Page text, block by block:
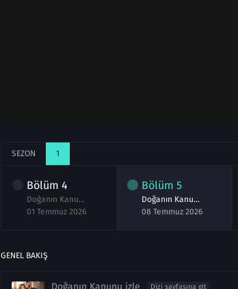
SEZON 1
Bölüm 4
Doğanın Kanunu 4.Bölüm izle Full
01 Temmuz 2026
Bölüm 5
Doğanın Kanunu 5.Bölüm izle
08 Temmuz 2026
GENEL BAKIŞ
Doğanın Kanunu izle Dizi sayfasına git